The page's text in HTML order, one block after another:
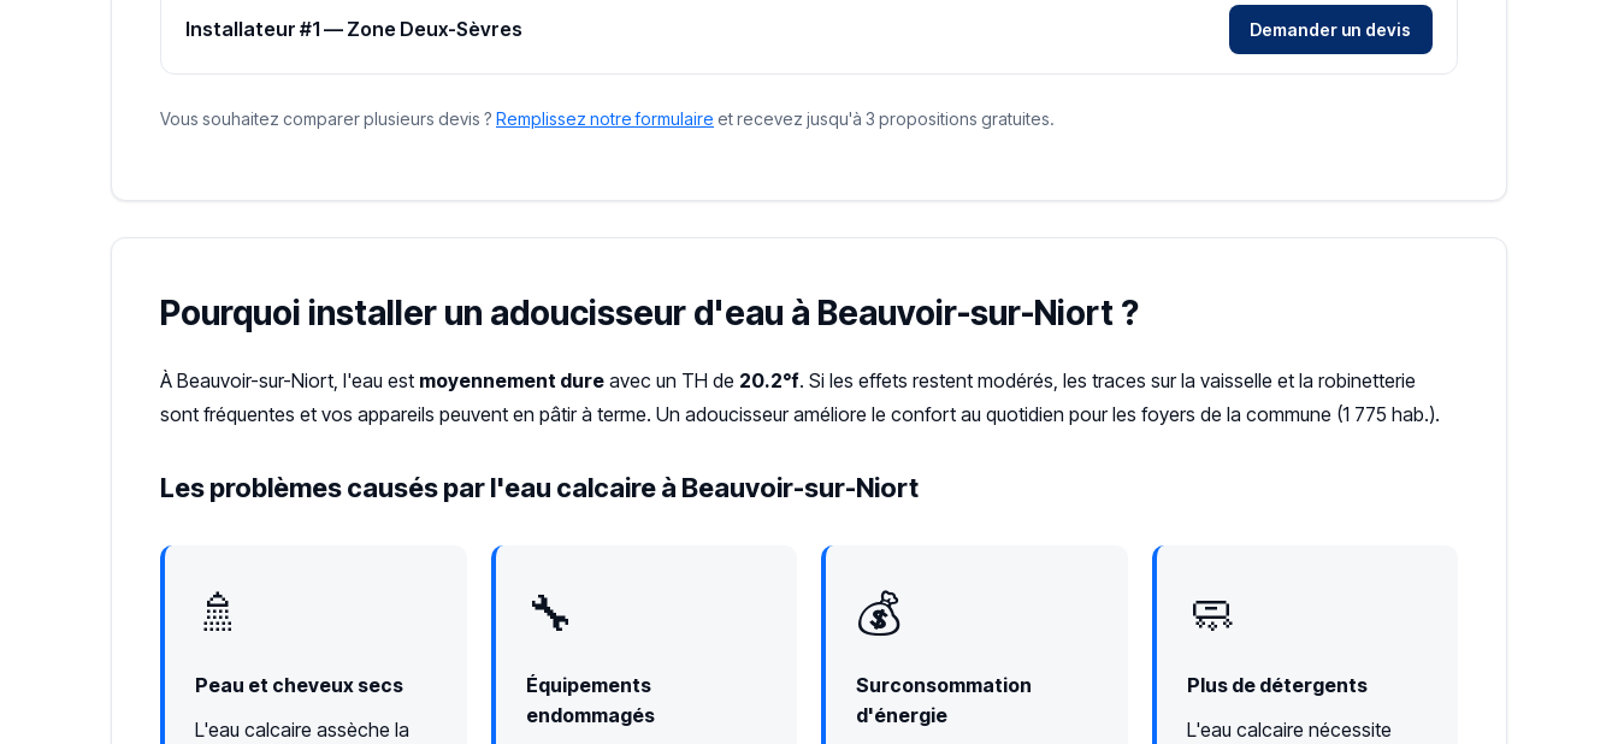
Installateur #1 — Zone Deux-Sèvres Demander un devis
Vous souhaitez comparer plusieurs devis ? Remplissez notre formulaire et recevez jusqu'à 3 propositions gratuites.
Pourquoi installer un adoucisseur d'eau à Beauvoir-sur-Niort ?
À Beauvoir-sur-Niort, l'eau est moyennement dure avec un TH de 20.2°f. Si les effets restent modérés, les traces sur la vaisselle et la robinetterie
sont fréquentes et vos appareils peuvent en pâtir à terme. Un adoucisseur améliore le confort au quotidien pour les foyers de la commune (1 775 hab.).
Les problèmes causés par l'eau calcaire à Beauvoir-sur-Niort
🚿
Peau et cheveux secs
L'eau calcaire assèche la
🔧
Équipements
endommagés
💰
Surconsommation
d'énergie
🧼
Plus de détergents
L'eau calcaire nécessite